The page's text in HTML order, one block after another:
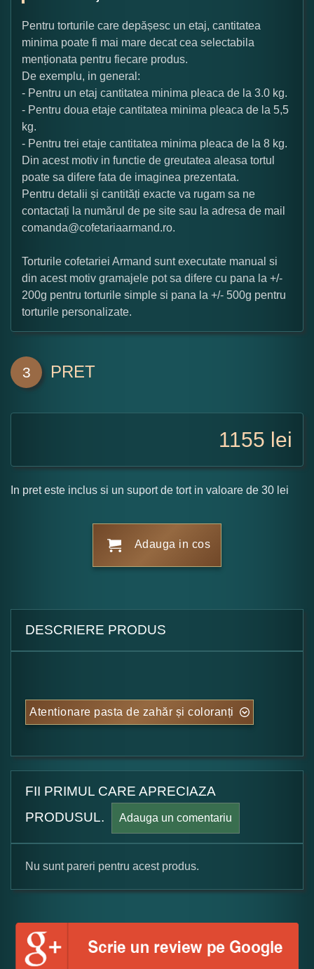
Pentru torturile care depășesc un etaj, cantitatea
minima poate fi mai mare decat cea selectabila
menționata pentru fiecare produs.
De exemplu, in general:
- Pentru un etaj cantitatea minima pleaca de la 3.0 kg.
- Pentru doua etaje cantitatea minima pleaca de la 5,5
kg.
- Pentru trei etaje cantitatea minima pleaca de la 8 kg.
Din acest motiv in functie de greutatea aleasa tortul
poate sa difere fata de imaginea prezentata.
Pentru detalii și cantități exacte va rugam sa ne
contactați la numărul de pe site sau la adresa de mail
comanda@cofetariaarmand.ro.
Torturile cofetariei Armand sunt executate manual si
din acest motiv gramajele pot sa difere cu pana la +/-
200g pentru torturile simple si pana la +/- 500g pentru
torturile personalizate.
3 PRET
1155 lei
In pret este inclus si un suport de tort in valoare de 30 lei
Adauga in cos
DESCRIERE PRODUS
Atentionare pasta de zahăr și coloranți
FII PRIMUL CARE APRECIAZA
PRODUSUL.
Adauga un comentariu
Formular pareri client
Numele dumneavoastra:
Nu sunt pareri pentru acest produs.